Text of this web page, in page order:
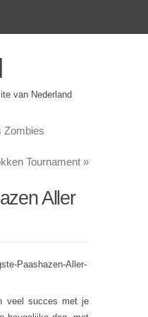
van Nederland
Zombies
Tournament »
Aller
veel succes met je